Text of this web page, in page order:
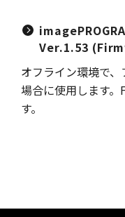
Ver.1.53
オフライン環境で
場合に使用します
す。